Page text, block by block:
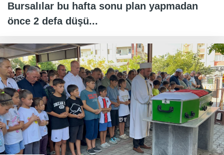
Bursalılar bu hafta sonu plan yapmadan
önce 2 defa düşü...